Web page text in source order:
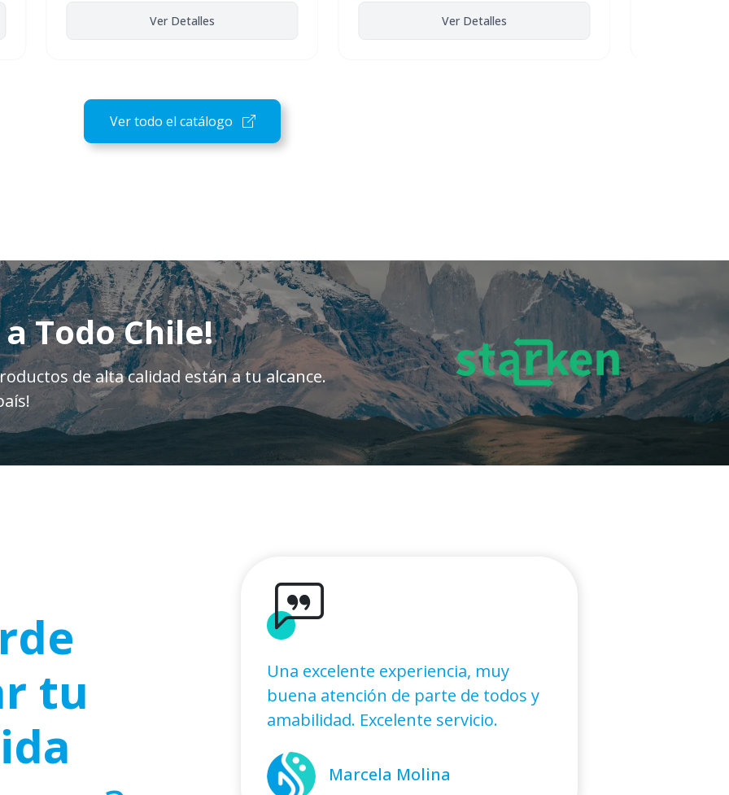
Ver Detalles Ver Detalles
Ver todo el catálogo
Todo Chile!
de alta calidad están a tu alcance.
tu
Una excelente experiencia, muy
buena atención de parte de todos y
amabilidad. Excelente servicio.
Marcela Molina